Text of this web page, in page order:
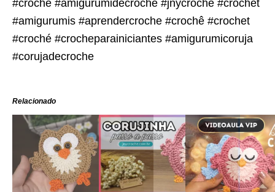
#croche #amigurumidecroche #jnycroche #crochet
#amigurumis #aprendercroche #crochê #crochet
#croché #crocheparainiciantes #amigurumicoruja
#corujadecroche
Relacionado